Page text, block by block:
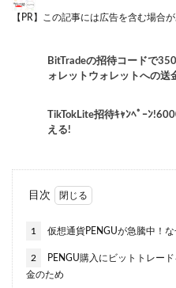
【PR】この記事には広告を含む場合
BitTradeの招待コードで
ォレットウォレットへの送
TikTokLite招待ｷｬﾝﾍﾟｰﾝ
える!
目次
1 仮想通貨PENGUが急騰中！
2
PENGU購入にビットトレー
金のため